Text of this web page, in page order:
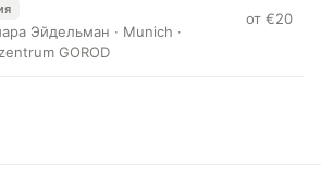
Эйдельман · Munich ·
GOROD
от €20